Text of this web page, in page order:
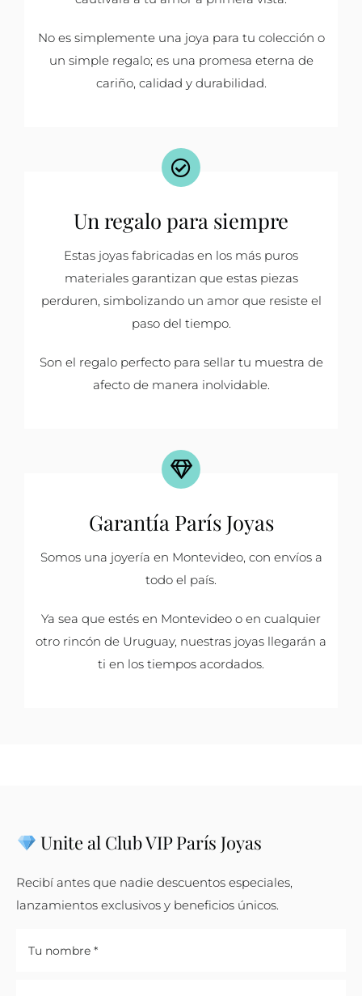
No es simplemente una joya para tu colección o
un simple regalo; es una promesa eterna de
cariño, calidad y durabilidad.
Un regalo para siempre
Estas joyas fabricadas en los más puros
materiales garantizan que estas piezas
perduren, simbolizando un amor que resiste el
paso del tiempo.
Son el regalo perfecto para sellar tu muestra de
afecto de manera inolvidable.
Garantía París Joyas
Somos una joyería en Montevideo, con envíos a
todo el país.
Ya sea que estés en Montevideo o en cualquier
otro rincón de Uruguay, nuestras joyas llegarán a
ti en los tiempos acordados.
Unite al Club VIP París Joyas
Recibí antes que nadie descuentos especiales,
lanzamientos exclusivos y beneficios únicos.